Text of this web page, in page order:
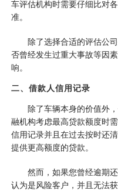
车评估机构时需要仔细比对
准。
除了选择合适的评估公
否曾经发生过重大事故等因
响。
二、借款人信用记录
除了车辆本身的价值外
融机构考虑最高贷款额度时
信用记录并且在过去按时还
提供更高额度的贷款。
然而，如果您曾经逾期
认为是风险客户，并且无法